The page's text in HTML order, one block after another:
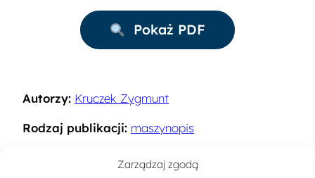
Zarządzaj zgodą
Pokaż PDF
Autorzy: Kruczek Zygmunt
Rodzaj publikacji: maszynopis